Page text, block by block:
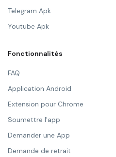
Telegram Apk
Youtube Apk
Fonctionnalités
FAQ
Application Android
Extension pour Chrome
Soumettre l'app
Demander une App
Demande de retrait